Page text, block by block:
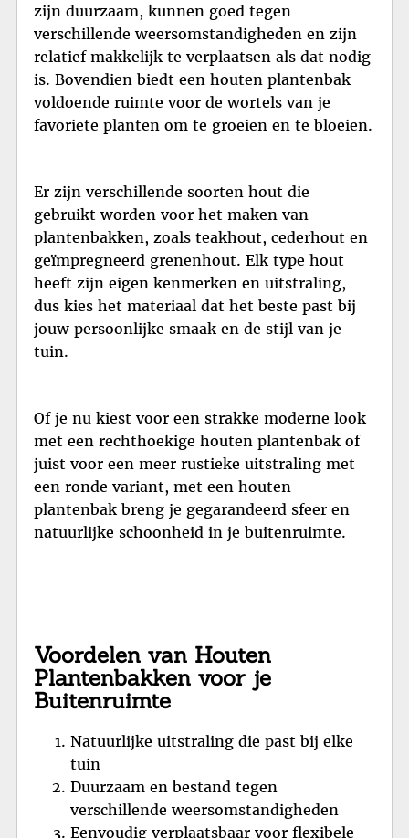
zijn duurzaam, kunnen goed tegen
verschillende weersomstandigheden en zijn
relatief makkelijk te verplaatsen als dat nodig
is. Bovendien biedt een houten plantenbak
voldoende ruimte voor de wortels van je
favoriete planten om te groeien en te bloeien.
Er zijn verschillende soorten hout die
gebruikt worden voor het maken van
plantenbakken, zoals teakhout, cederhout en
geïmpregneerd grenenhout. Elk type hout
heeft zijn eigen kenmerken en uitstraling,
dus kies het materiaal dat het beste past bij
jouw persoonlijke smaak en de stijl van je
tuin.
Of je nu kiest voor een strakke moderne look
met een rechthoekige houten plantenbak of
juist voor een meer rustieke uitstraling met
een ronde variant, met een houten
plantenbak breng je gegarandeerd sfeer en
natuurlijke schoonheid in je buitenruimte.
Voordelen van Houten
Plantenbakken voor je
Buitenruimte
Natuurlijke uitstraling die past bij elke
tuin
Duurzaam en bestand tegen
verschillende weersomstandigheden
Eenvoudig verplaatsbaar voor flexibele